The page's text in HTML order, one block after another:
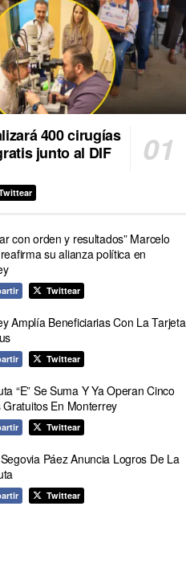
400 cirugías
junto al DIF
con orden y resultados” Marcelo
su alianza política en
Twittear
Amplía Beneficiarias Con La Tarjeta
Twittear
“E” Se Suma Y Ya Operan Cinco
Gratuitos En Monterrey
Twittear
Páez Anuncia Logros De La
Twittear